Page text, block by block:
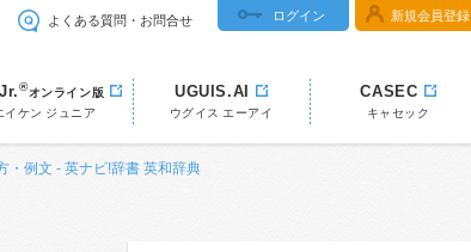
よくある質問・お問合せ ログイン 新規会員登録
®オンライン版
イケン ジュニア
UGUIS.AI
ウグイス エーアイ
CASEC
キャセック
・例文 - 英ナビ!辞書 英和辞典